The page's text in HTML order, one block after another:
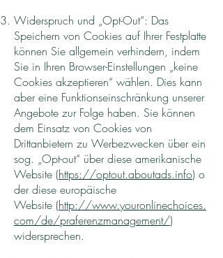
Widerspruch und „Opt-Out“: Das
Speichern von Cookies auf Ihrer Festplatte
können Sie allgemein verhindern, indem
Sie in Ihren Browser-Einstellungen „keine
Cookies akzeptieren“ wählen. Dies kann
aber eine Funktionseinschränkung unserer
Angebote zur Folge haben. Sie können
dem Einsatz von Cookies von
Drittanbietern zu Werbezwecken über ein
sog. „Opt-out“ über diese amerikanische
Website (https://optout.aboutads.info) o
der diese europäische
Website (http://www.youronlinechoices.
com/de/praferenzmanagement/)
widersprechen.